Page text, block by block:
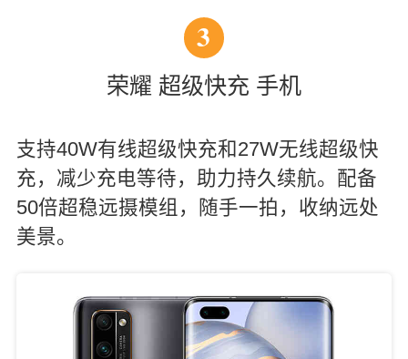
3
荣耀 超级快充 手机
支持40W有线超级快充和27W无线超级快
充，减少充电等待，助力持久续航。配备
50倍超稳远摄模组，随手一拍，收纳远处
美景。